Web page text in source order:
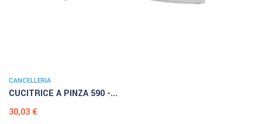
CANCELLERIA
CUCITRICE A PINZA 590 -...
Prezzo
30,03 €